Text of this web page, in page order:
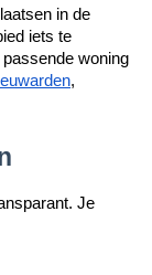
in de
iets te
woning
,
Je